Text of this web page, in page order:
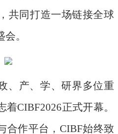
共同打造一场链接全球
。
、产、学、研界多位重
着CIBF2026正式开幕。
合作平台，CIBF始终致